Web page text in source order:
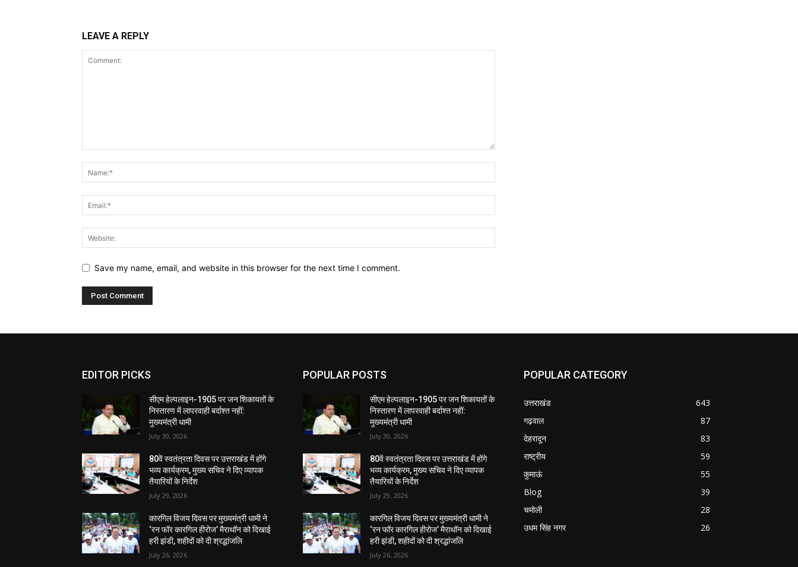
LEAVE A REPLY
Save my name, email, and website in this browser for the next time I comment.
EDITOR PICKS
सीएम हेल्पलाइन-1905 पर जन शिकायतों के
निस्तारण में लापरवाही बर्दाश्त नहीं:
मुख्यमंत्री धामी
July 30, 2026
80वें स्वतंत्रता दिवस पर उत्तराखंड में होंगे
भव्य कार्यक्रम, मुख्य सचिव ने दिए व्यापक
तैयारियों के निर्देश
July 29, 2026
कारगिल विजय दिवस पर मुख्यमंत्री धामी ने
‘रन फॉर कारगिल हीरोज’ मैराथॉन को दिखाई
हरी झंडी, शहीदों को दी श्रद्धांजलि
July 26, 2026
POPULAR POSTS
सीएम हेल्पलाइन-1905 पर जन शिकायतों के
निस्तारण में लापरवाही बर्दाश्त नहीं:
मुख्यमंत्री धामी
July 30, 2026
80वें स्वतंत्रता दिवस पर उत्तराखंड में होंगे
भव्य कार्यक्रम, मुख्य सचिव ने दिए व्यापक
तैयारियों के निर्देश
July 29, 2026
कारगिल विजय दिवस पर मुख्यमंत्री धामी ने
‘रन फॉर कारगिल हीरोज’ मैराथॉन को दिखाई
हरी झंडी, शहीदों को दी श्रद्धांजलि
July 26, 2026
POPULAR CATEGORY
उत्तराखंड
643
गढ़वाल
87
देहरादून
83
राष्ट्रीय
59
कुमाऊं
55
Blog
39
चमोली
28
उधम सिंह नगर
26